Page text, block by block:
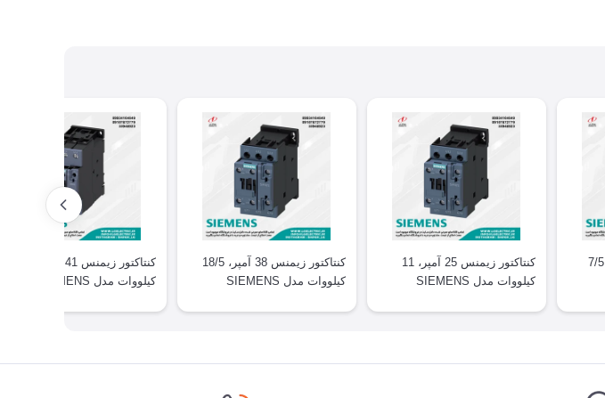
کنتاکتور زیمنس 17 آمپر، 7/5
کنتاکتور زیمنس 25 آمپر، 11
کیلووات مدل SIEMENS
کنتاکتور زیمنس 38 آمپر، 18/5
کیلووات مدل SIEMENS
کیلووات مدل SIEMENS